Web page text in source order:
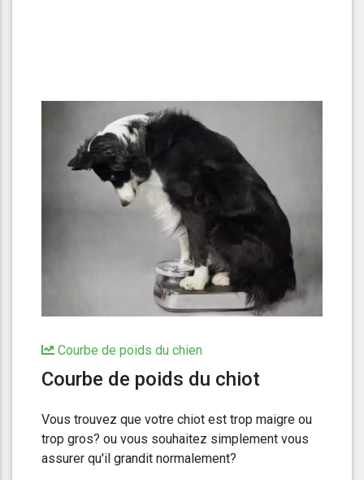
Courbe de poids du chien
Courbe de poids du chiot
Vous trouvez que votre chiot est trop maigre ou
trop gros? ou vous souhaitez simplement vous
assurer qu'il grandit normalement?